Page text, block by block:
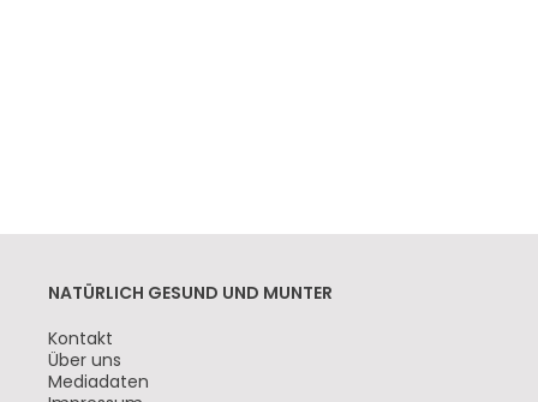
NATÜRLICH GESUND UND MUNTER
Navigation
überspringen
Kontakt
Über uns
Mediadaten